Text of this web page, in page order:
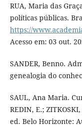
RUA, Maria das
políticas públicas.
https://
Acesso em: 03 out.
SANDER, Benno.
genealogia do
SAUL, Ana Maria.
REDIN, E.;
ed. Belo Horizonte: